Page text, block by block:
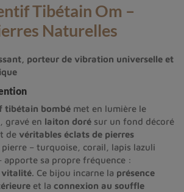
Tibétain Om –
Naturelles
porteur de vibration universelle et
tibétain bombé met en lumière le
, gravé en laiton doré sur un fond décoré
de véritables éclats de pierres
pierre – turquoise, corail, lapis lazuli
apporte sa propre fréquence :
vitalité. Ce bijou incarne la présence
et la connexion au souffle